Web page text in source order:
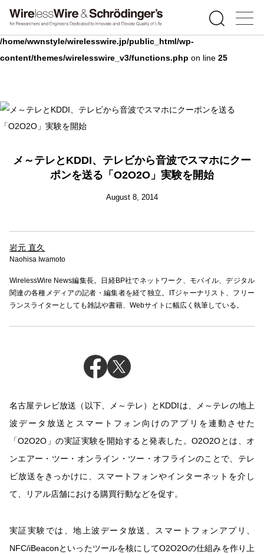
Warning: Undefined array key 0 in
/home/wwnstyle/wirelesswire.jp/public_html/wp-
content/themes/wirelesswire_v3/functions.php on line 25
メ～テレとKDDI、テレビから音波でスマホにクー
ポンを送る「O2O2O」実験を開始
August 8, 2014
岩元 直久
Naohisa Iwamoto
WirelessWire News編集長。日経BP社でネットワーク、モバイル、デジタル
関連の各種メディアの記者・編集者を経て独立。ITジャーナリスト、フリー
ランスライターとしても雑誌や書籍、Webサイトに幅広く執筆している。
名古屋テレビ放送（以下、メ～テレ）とKDDIは、メ～テレの地上
波データ放送とスマートフォン向けのアプリを連動させた
「O2O2O」の実証実験を開始すると発表した。O2O2Oとは、オ
ンエアー・ツー・オンライン・ツー・オフラインのことで、テレ
ビ放送をきっかけに、スマートフォンやインターネットを介し
て、リアル店舗における購買行動などを促す。
実証実験では、地上波データ放送、スマートフォンアプリ、
NFC/iBeaconといったツールを核にしてO2O2Oの仕組みを作り上